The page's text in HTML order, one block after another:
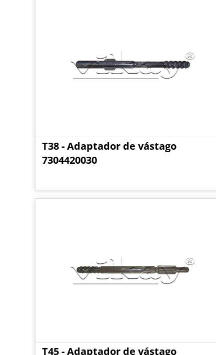
T38 - Adaptador de vástago
7304420030
T45 - Adaptador de vástago